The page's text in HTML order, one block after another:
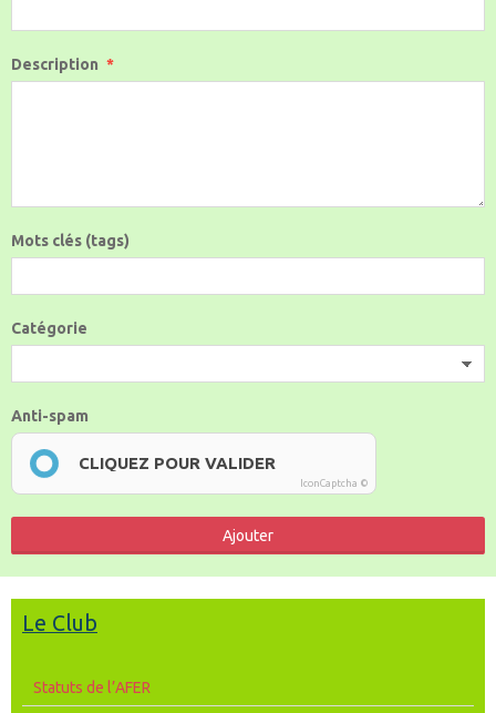
Description
Mots clés (tags)
Catégorie
Anti-spam
CLIQUEZ POUR VALIDER
IconCaptcha ©
Ajouter
Le Club
Statuts de l’AFER